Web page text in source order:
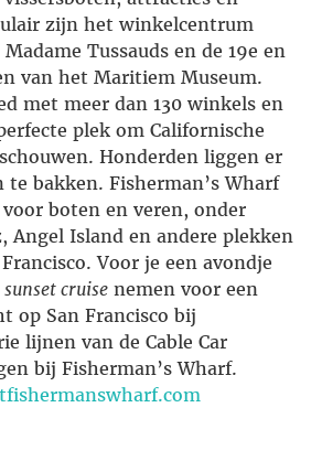
zijn het winkelcentrum
Tussauds en de 19e en
van het Maritiem Museum.
met meer dan 130 winkels en
plek om Californische
Honderden liggen er
bakken. Fisherman’s Wharf
boten en veren, onder
Angel Island en andere plekken
Voor je een avondje
sunset cruise nemen voor een
op San Francisco bij
lijnen van de Cable Car
bij Fisherman’s Wharf.